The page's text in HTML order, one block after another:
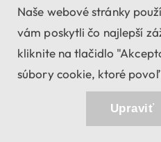
Naše webové stránky
vám poskytli čo najlepší
kliknite na tlačidlo
súbory cookie, ktoré
Upraviť